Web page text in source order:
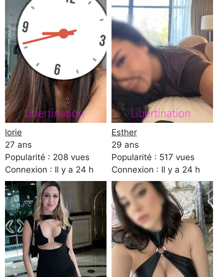
lorie
27 ans
Popularité : 208 vues
Connexion : Il y a 24 h
Esther
29 ans
Popularité : 517 vues
Connexion : Il y a 24 h